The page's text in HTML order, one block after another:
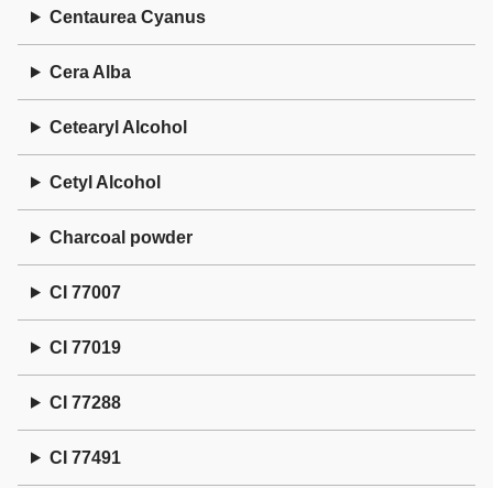
Centaurea Cyanus
Cera Alba
Cetearyl Alcohol
Cetyl Alcohol
Charcoal powder
CI 77007
CI 77019
CI 77288
CI 77491